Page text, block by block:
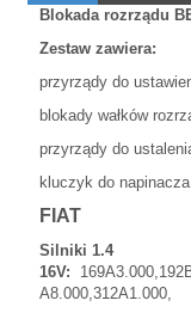
Blokada rozrządu
Zestaw zawiera:
przyrządy do
blokady wałków
przyrządy do
kluczyk do
FIAT
Silniki 1.4
16V:
A8.000,312A1.000,